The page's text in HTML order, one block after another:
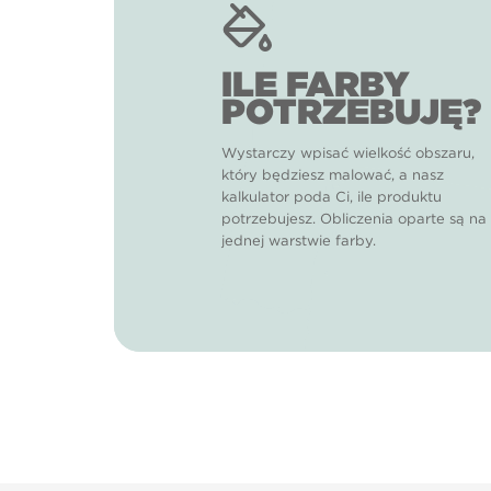
ILE FARBY
POTRZEBUJĘ?
Wystarczy wpisać wielkość obszaru,
który będziesz malować, a nasz
kalkulator poda Ci, ile produktu
potrzebujesz. Obliczenia oparte są na
jednej warstwie farby.